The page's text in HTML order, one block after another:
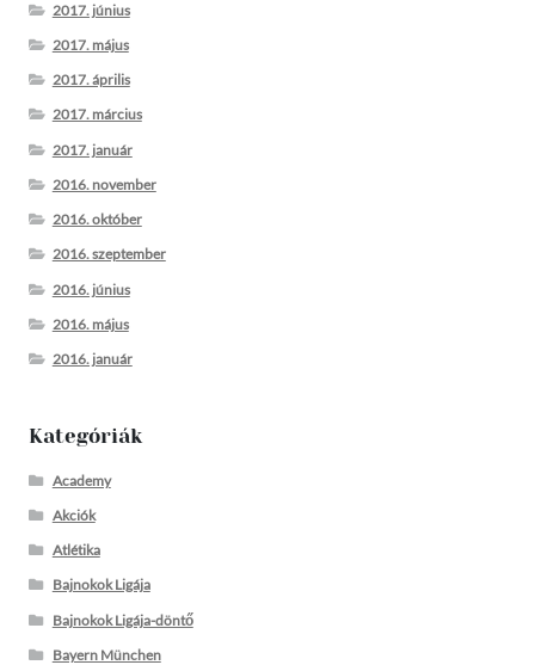
2017. június
2017. május
2017. április
2017. március
2017. január
2016. november
2016. október
2016. szeptember
2016. június
2016. május
2016. január
Kategóriák
Academy
Akciók
Atlétika
Bajnokok Ligája
Bajnokok Ligája-döntő
Bayern München